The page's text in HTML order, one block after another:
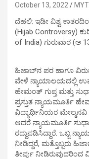
October 13, 2022
ದೆಹಲಿ: ಇಡೀ ವಿಶ್ವ
(Hijab Controversy)
of India) ಗುರುವಾರ (ಅ
ಹಿಜಾಬ್​ನ ಪರ ಹಾಗೂ
ವೇಳೆ ನ್ಯಾಯಾಲಯದಲ್ಲಿ
ಹೇಮಂತ್ ಗುಪ್ತ ಮತ್ತು
ಪ್ರಸ್ತುತ ನ್ಯಾಯಮೂರ್ತಿ
ವಿದ್ಯಾರ್ಥಿನಿಯರ ಮೇಲ್ಮನವಿ
ಆದರೆ ನ್ಯಾಯಮೂರ್ತಿ
ರದ್ದುಪಡಿಸಿದ್ದಾರೆ. ಒಬ್ಬ
ನೀಡಿದ್ದರೆ, ಮತ್ತೊಬ್ಬರು
ತೀರ್ಪು